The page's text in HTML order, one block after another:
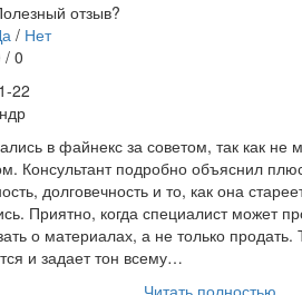
отзыв?
/ Нет
/ 0
22
в файнекс за советом, так как не
Консультант подробно объяснил
долговечность и то, как она
Приятно, когда специалист может
о материалах, а не только
и задает тон всему…
Читать полностью